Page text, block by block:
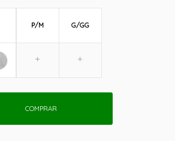
P/M G/GG
COMPRAR